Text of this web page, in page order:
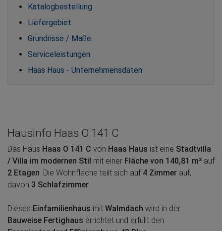
Katalogbestellung
Liefergebiet
Grundrisse / Maße
Serviceleistungen
Haas Haus - Unternehmensdaten
Hausinfo Haas O 141 C
Das Haus Haas O 141 C von Haas Haus ist eine Stadtvilla
/ Villa im modernen Stil mit einer Fläche von 140,81 m² auf
2 Etagen . Die Wohnfläche teilt sich auf 4 Zimmer auf,
davon 3 Schlafzimmer
Dieses Einfamilienhaus mit Walmdach wird in der
Bauweise Fertighaus errichtet und erfüllt den